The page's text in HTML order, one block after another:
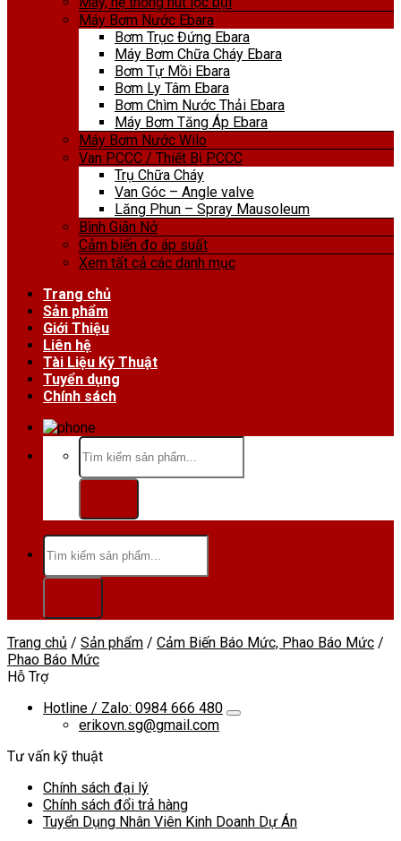
Máy Bơm Nước Ebara
Bơm Trục Đứng Ebara
Máy Bơm Chữa Cháy Ebara
Bơm Tự Mồi Ebara
Bơm Ly Tâm Ebara
Bơm Chìm Nước Thải Ebara
Máy Bơm Tăng Áp Ebara
Máy Bơm Nước Wilo
Van PCCC / Thiết Bị PCCC
Trụ Chữa Cháy
Van Góc – Angle valve
Lăng Phun – Spray Mausoleum
Bình Giãn Nở
Cảm biến đo áp suất
Xem tất cả các danh mục
Trang chủ
Sản phẩm
Giới Thiệu
Liên hệ
Tài Liệu Kỹ Thuật
Tuyển dụng
Chính sách
Tìm
kiếm:
Tìm
kiếm:
Trang chủ / Sản phẩm / Cảm Biến Báo Mức, Phao Báo Mức /
Phao Báo Mức
Hỗ Trợ
Hotline / Zalo: 0984 666 480
erikovn.sg@gmail.com
Tư vấn kỹ thuật
Chính sách đại lý
Chính sách đổi trả hàng
Tuyển Dụng Nhân Viên Kinh Doanh Dự Án